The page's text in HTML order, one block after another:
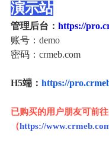
演示站
管理后台： https://
账号：demo
密码：crmeb.com
H5端： https://
已购买的用户朋友可前
（‍https://